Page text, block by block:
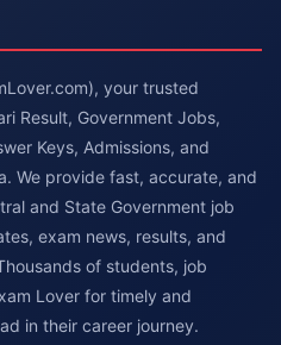
your trusted
Result, Government Jobs,
Keys, Admissions, and
We provide fast, accurate, and
and State Government job
exam news, results, and
of students, job
Lover for timely and
in their career journey.